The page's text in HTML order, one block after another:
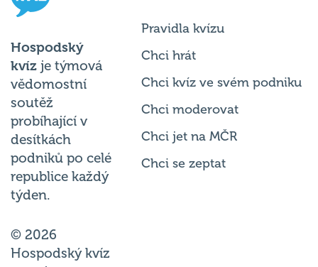
Hospodský
kvíz je týmová
vědomostní
soutěž
probíhající v
desítkách
podniků po celé
republice každý
týden.
© 2026
Hospodský kvíz
Pravidla kvízu
Chci hrát
Chci kvíz ve svém podniku
Chci moderovat
Chci jet na MČR
Chci se zeptat